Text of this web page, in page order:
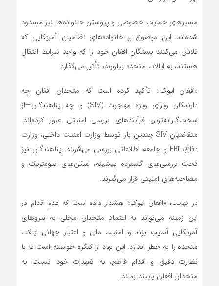
مسیرهای حمایت خصوصی و پیوستن خانواده‌ها نیز مسدود
شده‌اند. این موضوع بر خانواده‌های نظامیان آمریکایی که
تلاش می‌کنند بستگان افغان خود را که واجد شرایط انتقال
هستند، به ایالات متحده بیاورند، تأثیر می‌گذارد.
«افغان ایوک» تأکید کرده است که متحدان افغان—چه
دارندگان ویزای ویژه مهاجرت (SIV) و چه پناهندگان—از
سخت‌گیرانه‌ترین فرآیندهای بررسی امنیتی عبور کرده‌اند.
متقاضیان SIV چندین بار توسط وزارت امنیت داخلی، وزارت
دفاع، FBI و جامعه اطلاعاتی بررسی می‌شوند. پناهندگان نیز
تحت بررسی‌های گسترده پیشینه، اسکن‌های بیومتریک و
مصاحبه‌های امنیتی قرار می‌گیرند.
در نهایت، «افغان ایوک» هشدار داده است که عدم اقدام در
این زمینه می‌تواند به اعتماد متحدان محلی به نیروهای
آمریکایی آسیب بزند و امنیت ملی و اعتبار جهانی ایالات
متحده را به خطر اندازد. این نهاد از کنگره خواسته است تا با
نظارت دقیق و اقدام قاطع، به تعهدات خود نسبت به
متحدان افغان پایبند بماند.